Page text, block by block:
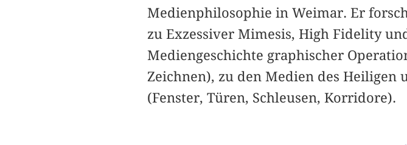
Medienphilosophie in Weimar. Er
zu Exzessiver Mimesis, High Fidelity
Mediengeschichte graphischer
Zeichnen), zu den Medien des
(Fenster, Türen, Schleusen, Korridore).